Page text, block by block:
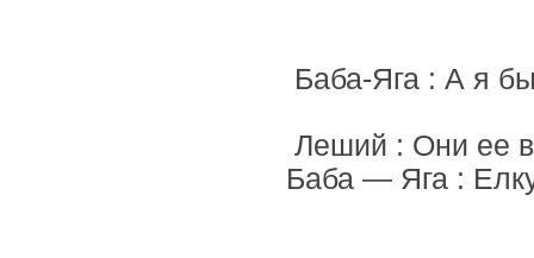
Баба-Яга : А я
Леший : Они ее
Баба — Яга :